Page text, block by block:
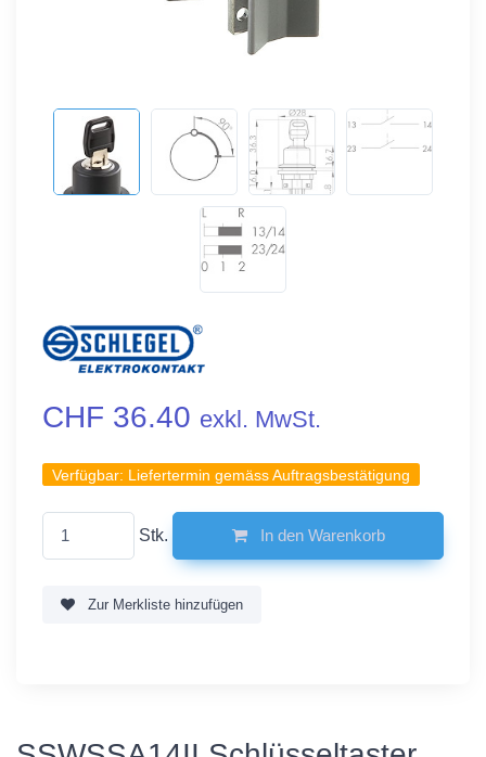
CHF 36.40 exkl. MwSt.
Verfügbar: Liefertermin gemäss Auftragsbestätigung
Stk. In den Warenkorb
Zur Merkliste hinzufügen